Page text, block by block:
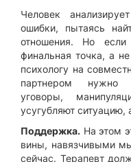
Человек
ошибки, пытаясь
отношения. Но
финальная точка, а
психологу на
партнером нужно
уговоры,
усугубляют
Поддержка. На этом
вины, навязчивыми
сейчас. Терапевт